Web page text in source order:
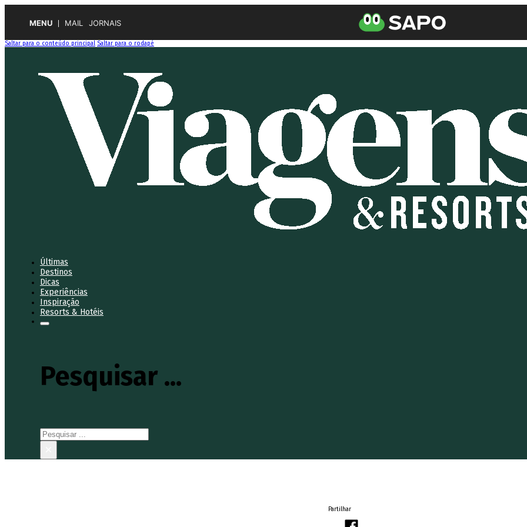
MENU MAIL JORNAIS
Saltar para o conteúdo principal Saltar para o rodapé
Últimas
Destinos
Dicas
Experiências
Inspiração
Resorts & Hotéis
Pesquisar ...
Pesquisar
Partilhar